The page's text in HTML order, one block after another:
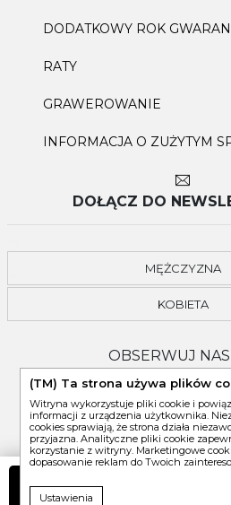
DO
DODATKOWY ROK
RATY
GRAWEROWANIE
INFORMACJA O ZUŻYTYM
DOŁĄCZ DO
MĘŻCZYZNA
KOBIETA
OBSERWUJ
(TM) Ta strona używa plików
Witryna wykorzystuje pliki cookie i
informacji z urządzenia użytkownika.
cookies sprawiają, że strona działa
przyjazna. Analityczne pliki cookie
korzystanie z witryny. Marketingowe
dopasowanie reklam do Twoich
Ustawienia